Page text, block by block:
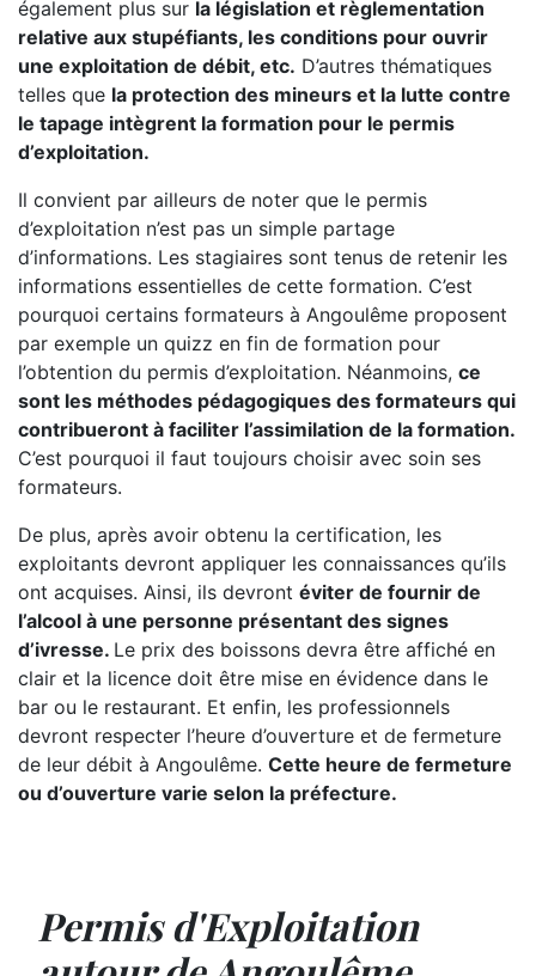
également plus sur la législation et règlementation
relative aux stupéfiants, les conditions pour ouvrir
une exploitation de débit, etc. D’autres thématiques
telles que la protection des mineurs et la lutte contre
le tapage intègrent la formation pour le permis
d’exploitation.
Il convient par ailleurs de noter que le permis
d’exploitation n’est pas un simple partage
d’informations. Les stagiaires sont tenus de retenir les
informations essentielles de cette formation. C’est
pourquoi certains formateurs à Angoulême proposent
par exemple un quizz en fin de formation pour
l’obtention du permis d’exploitation. Néanmoins, ce
sont les méthodes pédagogiques des formateurs qui
contribueront à faciliter l’assimilation de la formation.
C’est pourquoi il faut toujours choisir avec soin ses
formateurs.
De plus, après avoir obtenu la certification, les
exploitants devront appliquer les connaissances qu’ils
ont acquises. Ainsi, ils devront éviter de fournir de
l’alcool à une personne présentant des signes
d’ivresse. Le prix des boissons devra être affiché en
clair et la licence doit être mise en évidence dans le
bar ou le restaurant. Et enfin, les professionnels
devront respecter l’heure d’ouverture et de fermeture
de leur débit à Angoulême. Cette heure de fermeture
ou d’ouverture varie selon la préfecture.
Permis d'Exploitation